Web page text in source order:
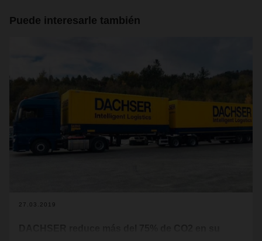
Puede interesarle también
27.03.2019